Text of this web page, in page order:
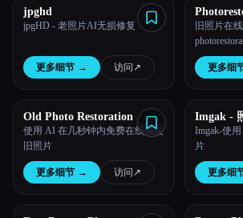
比较工具
所有分类
jpghd
jpgHD - 老照片AI无损修复
更多细节 → 访问 ↗︎
旧照片在
更多细
Old Photo Restoration
使用 AI 在几秒钟内免费在线恢复
旧照片
更多细节 → 访问 ↗︎
Imgak -
Imgak-使
片
更多细